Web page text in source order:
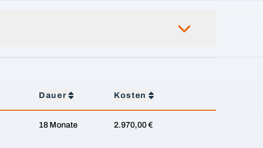
Dauer Kosten
18 Monate 2.970,00 €